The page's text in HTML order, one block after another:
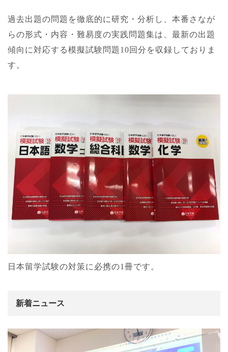
過去出題の問題を徹底的に研究・分析し、本番さなが
らの形式・内容・難易度の実践問題集は、最新の出題
傾向に対応する模擬試験問題10回分を収録しておりま
す。
日本留学試験の対策に必携の1冊です。
新着ニュース